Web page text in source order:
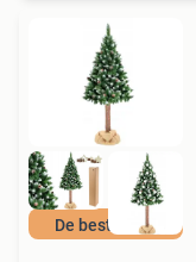
De beste prijs